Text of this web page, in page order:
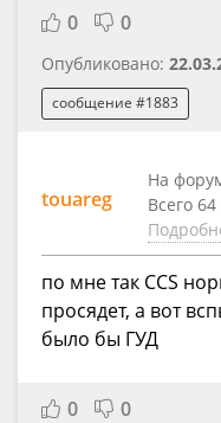
0 0
Опубликовано:
сообщение #1883
touareg
На
Всего
по мне так CCS
просядет, а вот
было бы ГУД
0 0